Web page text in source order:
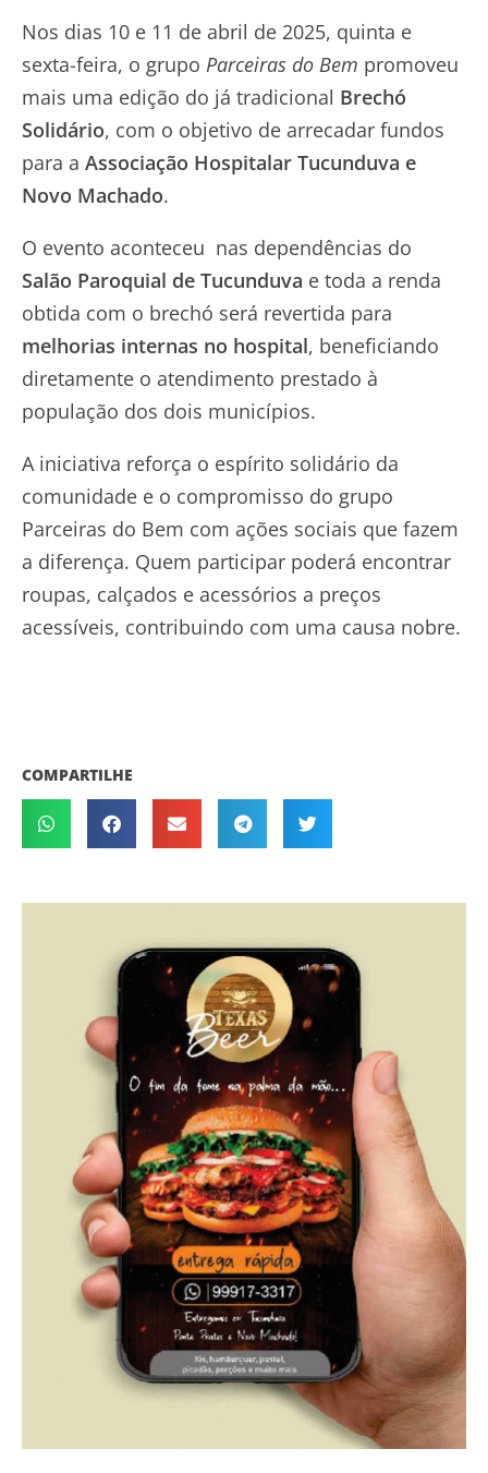
Nos dias 10 e 11 de abril de 2025, quinta e
sexta-feira, o grupo Parceiras do Bem promoveu
mais uma edição do já tradicional Brechó
Solidário, com o objetivo de arrecadar fundos
para a Associação Hospitalar Tucunduva e
Novo Machado.
O evento aconteceu nas dependências do
Salão Paroquial de Tucunduva e toda a renda
obtida com o brechó será revertida para
melhorias internas no hospital, beneficiando
diretamente o atendimento prestado à
população dos dois municípios.
A iniciativa reforça o espírito solidário da
comunidade e o compromisso do grupo
Parceiras do Bem com ações sociais que fazem
a diferença. Quem participar poderá encontrar
roupas, calçados e acessórios a preços
acessíveis, contribuindo com uma causa nobre.
COMPARTILHE